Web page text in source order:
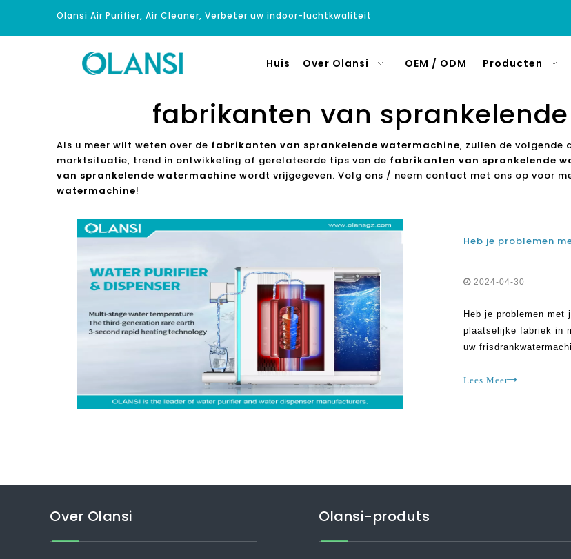
Olansi Air Purifier, Air Cleaner, Verbeter uw indoor-luchtkwaliteit
Huis Over Olansi OEM / ODM Producten
fabrikanten van
Als u meer wilt weten over de fabrikanten van sprankelende watermachine, zullen de volgende
marktsituatie, trend in ontwikkeling of gerelateerde tips van de fabrikanten van sprankelende
van sprankelende watermachine wordt vrijgegeven. Volg ons / neem contact met ons op voor
watermachine!
2024-04-30
Heb je problemen met
plaatselijke fabriek in
uw
waterdrinkers kan dit
Lees Meer
Over Olansi Olansi-produts